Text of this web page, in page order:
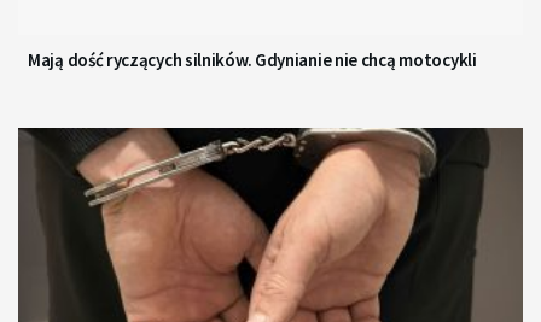
Mają dość ryczących silników. Gdynianie nie chcą motocykli